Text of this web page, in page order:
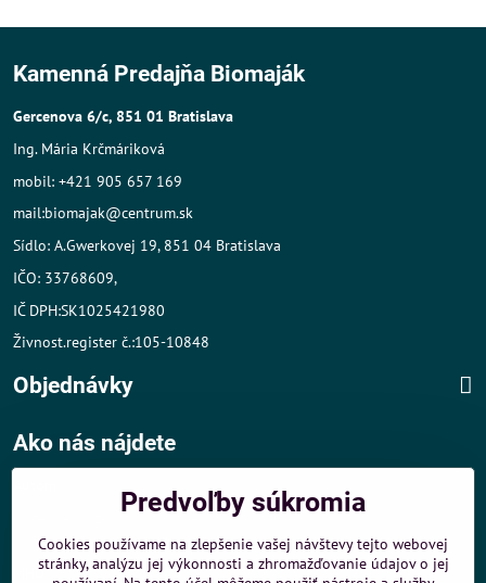
Kamenná Predajňa Biomaják
Gercenova 6/c, 851 01 Bratislava
Ing. Mária Krčmáriková
mobil: +421 905 657 169
mail:biomajak@centrum.sk
Sídlo: A.Gwerkovej 19, 851 04 Bratislava
IČO: 33768609,
IČ DPH:SK1025421980
Živnost.register č.:105-10848
Objednávky
Ako nás nájdete
- v tesnej blízkosti diaľničného obchvatu
- dobré parkovacie možnosti 40 m od predajne
MHD:
Predvoľby súkromia
Cookies používame na zlepšenie vašej návštevy tejto webovej
stránky, analýzu jej výkonnosti a zhromažďovanie údajov o jej